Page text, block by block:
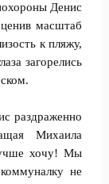
Денис
масштаб
к пляжу,
загорелись
раздраженно
Михаила
хочу! Мы
не